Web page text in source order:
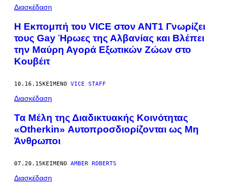
Διασκέδαση
Η Εκπομπή του VICE στον ΑΝΤ1 Γνωρίζει
τους Gay Ήρωες της Αλβανίας και Βλέπει
την Μαύρη Αγορά Εξωτικών Ζώων στο
Κουβέιτ
10.16.15ΚΕΊΜΕΝΟ VICE STAFF
Διασκέδαση
Τα Μέλη της Διαδικτυακής Κοινότητας
«Otherkin» Αυτοπροσδιορίζονται ως Μη
Άνθρωποι
07.20.15ΚΕΊΜΕΝΟ AMBER ROBERTS
Διασκέδαση